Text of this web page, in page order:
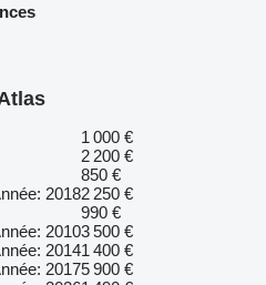
1 000 €
2 200 €
850 €
20182 250 €
990 €
20103 500 €
20141 400 €
20175 900 €